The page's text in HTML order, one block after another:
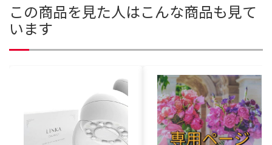
この商品を見た人はこんな商品も見て
います